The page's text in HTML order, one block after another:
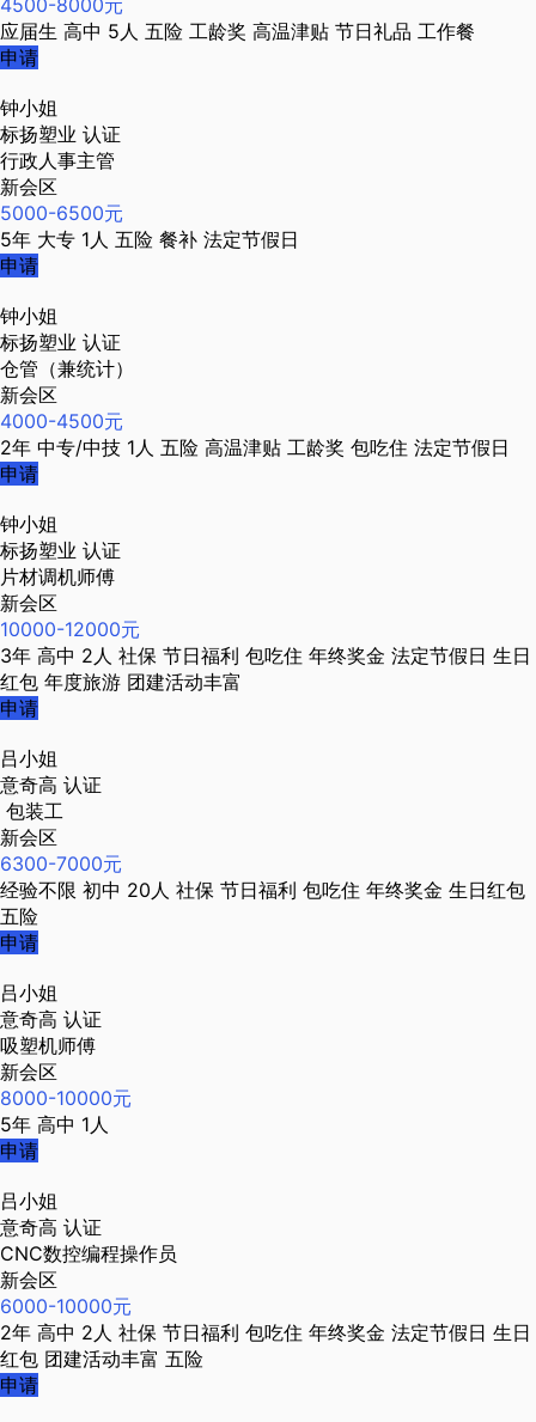
4500-8000元
应届生 高中 5人 五险 工龄奖 高温津贴 节日礼品 工作餐
申请
钟小姐
标扬塑业 认证
行政人事主管
新会区
5000-6500元
5年 大专 1人 五险 餐补 法定节假日
申请
钟小姐
标扬塑业 认证
仓管（兼统计）
新会区
4000-4500元
2年 中专/中技 1人 五险 高温津贴 工龄奖 包吃住 法定节假日
申请
钟小姐
标扬塑业 认证
片材调机师傅
新会区
10000-12000元
3年 高中 2人 社保 节日福利 包吃住 年终奖金 法定节假日 生日
红包 年度旅游 团建活动丰富
申请
吕小姐
意奇高 认证
包装工
新会区
6300-7000元
经验不限 初中 20人 社保 节日福利 包吃住 年终奖金 生日红包
五险
申请
吕小姐
意奇高 认证
吸塑机师傅
新会区
8000-10000元
5年 高中 1人
申请
吕小姐
意奇高 认证
CNC数控编程操作员
新会区
6000-10000元
2年 高中 2人 社保 节日福利 包吃住 年终奖金 法定节假日 生日
红包 团建活动丰富 五险
申请